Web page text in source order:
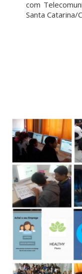
com
Santa Catarina/